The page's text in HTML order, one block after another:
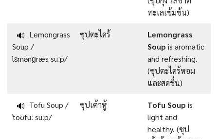
ทะเลเข้มข้น)
🔊 Lemongrass
Soup /
ˈlɛmənɡræs suːp/
ซุปตะไคร้
Lemongrass
Soup is aromatic
and refreshing.
(ซุปตะไคร้หอม
และสดชื่น)
🔊 Tofu Soup /
ˈtoʊfuː suːp/
ซุปเต้าหู้ Tofu Soup is
light and
healthy. (ซุป